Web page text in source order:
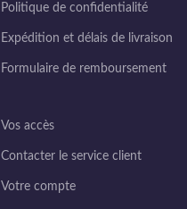
Politique de confidentialité
Expédition et délais de livraison
Formulaire de remboursement
Vos accès
Contacter le service client
Votre compte